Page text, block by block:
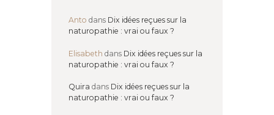
Anto dans Dix idées reçues sur la
naturopathie : vrai ou faux ?
Elisabeth dans Dix idées reçues sur la
naturopathie : vrai ou faux ?
Quira dans Dix idées reçues sur la
naturopathie : vrai ou faux ?